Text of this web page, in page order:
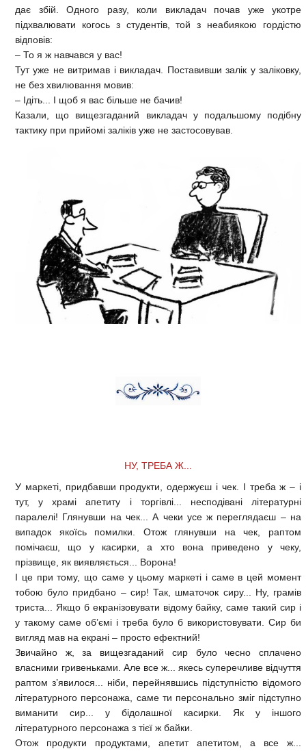
дає збій. Одного разу, коли викладач почав уже укотре
підхвалювати когось з студентів, той з неабиякою гордістю
відповів:
– То я ж навчався у вас!
Тут уже не витримав і викладач. Поставивши залік у заліковку,
не без хвилювання мовив:
– Ідіть... І щоб я вас більше не бачив!
Казали, що вищезгаданий викладач у подальшому подібну
тактику при прийомі заліків уже не застосовував.
НУ, ТРЕБА Ж...
У маркеті, придбавши продукти, одержуєш і чек. І треба ж – і
тут, у храмі апетиту і торгівлі... несподівані літературні
паралелі! Глянувши на чек... А чеки усе ж переглядаєш – на
випадок якоїсь помилки. Отож глянувши на чек, раптом
помічаєш, що у касирки, а хто вона приведено у чеку,
прізвище, як виявляється... Ворона!
І це при тому, що саме у цьому маркеті і саме в цей момент
тобою було придбано – сир! Так, шматочок сиру... Ну, грамів
триста... Якщо б екранізовувати відому байку, саме такий сир і
у такому саме об’ємі і треба було б використовувати. Сир би
вигляд мав на екрані – просто ефектний!
Звичайно ж, за вищезгаданий сир було чесно сплачено
власними гривеньками. Але все ж... якесь суперечливе відчуття
раптом з’явилося... ніби, перейнявшись підступністю відомого
літературного персонажа, саме ти персонально зміг підступно
виманити сир... у бідолашної касирки. Як у іншого
літературного персонажа з тієї ж байки.
Отож продукти продуктами, апетит апетитом, а все ж...